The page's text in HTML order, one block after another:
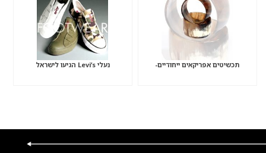
תכשיטים אפריקאים ייחודיים- נעלי Levi’s הגיעו לישראל